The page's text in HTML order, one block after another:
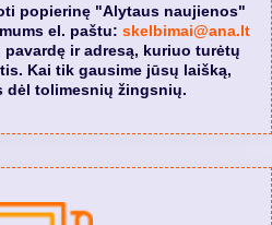
popierinę "Alytaus naujienos"
el. paštu: skelbimai@ana.lt
ir adresą, kuriuo turėtų
Kai tik gausime jūsų laišką,
dėl tolimesnių žingsnių.